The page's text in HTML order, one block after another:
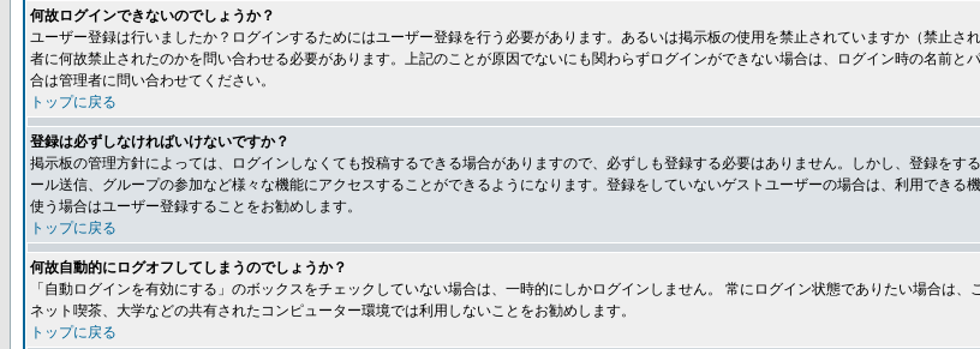
何故ログインできないのでしょうか？
ユーザー登録は行いましたか？ログインするためにはユーザー登録を行う必要があります。あるいは掲示板の使用を禁止されていますか（禁止
者に何故禁止されたのかを問い合わせる必要があります。上記のことが原因でないにも関わらずログインができない場合は、ログイン時の名前
合は管理者に問い合わせてください。
トップに戻る
登録は必ずしなければいけないですか？
掲示板の管理方針によっては、ログインしなくても投稿するできる場合がありますので、必ずしも登録する必要はありません。しかし、登録を
ール送信、グループの参加など様々な機能にアクセスすることができるようになります。登録をしていないゲストユーザーの場合は、利用でき
使う場合はユーザー登録することをお勧めします。
トップに戻る
何故自動的にログオフしてしまうのでしょうか？
「自動ログインを有効にする」のボックスをチェックしていない場合は、一時的にしかログインしません。 常にログイン状態でありたい場合は
ネット喫茶、大学などの共有されたコンピューター環境では利用しないことをお勧めします。
トップに戻る